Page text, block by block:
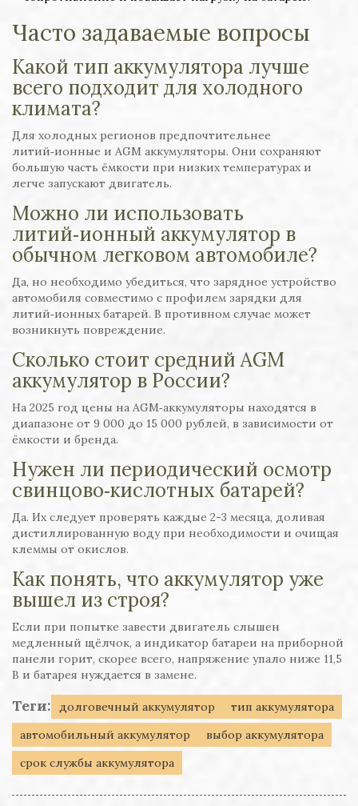
Часто задаваемые вопросы
Какой тип аккумулятора лучше
всего подходит для холодного
климата?
Для холодных регионов предпочтительнее
литий‑ионные и AGM аккумуляторы. Они сохраняют
большую часть ёмкости при низких температурах и
легче запускают двигатель.
Можно ли использовать
литий‑ионный аккумулятор в
обычном легковом автомобиле?
Да, но необходимо убедиться, что зарядное устройство
автомобиля совместимо с профилем зарядки для
литий‑ионных батарей. В противном случае может
возникнуть повреждение.
Сколько стоит средний AGM
аккумулятор в России?
На 2025 год цены на AGM‑аккумуляторы находятся в
диапазоне от 9 000 до 15 000 рублей, в зависимости от
ёмкости и бренда.
Нужен ли периодический осмотр
свинцово‑кислотных батарей?
Да. Их следует проверять каждые 2-3 месяца, доливая
дистиллированную воду при необходимости и очищая
клеммы от окислов.
Как понять, что аккумулятор уже
вышел из строя?
Если при попытке завести двигатель слышен
медленный щёлчок, а индикатор батареи на приборной
панели горит, скорее всего, напряжение упало ниже 11,5
В и батарея нуждается в замене.
Теги: долговечный аккумулятор
тип аккумулятора
автомобильный аккумулятор
выбор аккумулятора
срок службы аккумулятора